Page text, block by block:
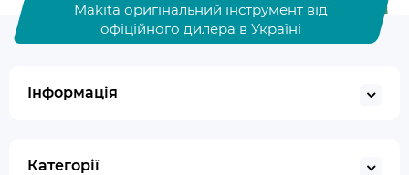
Makita оригінальний інструмент від
офіційного дилера в Україні
Інформація
Категорії